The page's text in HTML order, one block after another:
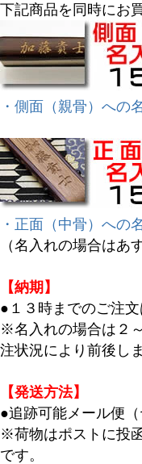
下記商品を同時にお
・側面（親骨）への
・正面（中骨）への
（名入れの場合はあ
【納期】
●１３時までのご注文
※名入れの場合は２
注状況により前後しま
【発送方法】
●追跡可能メール便
※荷物はポストに投
です。